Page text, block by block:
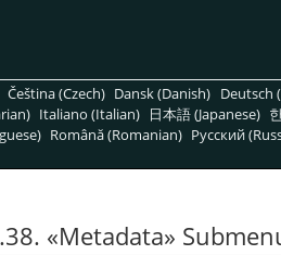
Čeština (Czech) Dansk (Danish) Deutsch
Italiano (Italian) 日本語 (Japanese)
Română (Romanian) Pусский
«Metadata»